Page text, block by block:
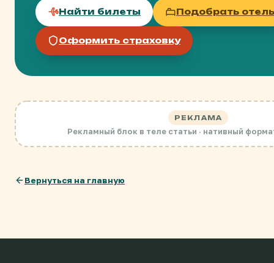
Найти билеты Подобрать отель
Оформить страховку
РЕКЛАМА
Рекламный блок в теле статьи · нативный
Вернуться на главную